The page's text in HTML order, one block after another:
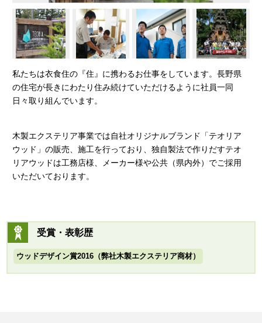
私たちは衣食住の『住』に携わるお仕事をしています。長野県
の住宅が長きにわたり住み続けていただけるように社員一同
日々取り組んでいます。
木製エクステリア事業では自社オリジナルブランド「テオリア
ウッド」の販売、施工を行っており、独自製法で作りだすテオ
リアウッドは工務店様、メーカー様や公共（県内外）でご採用
いただいております。
受賞・表彰歴
ウッドデザイン賞2016（弊社木製エクステリア商材）